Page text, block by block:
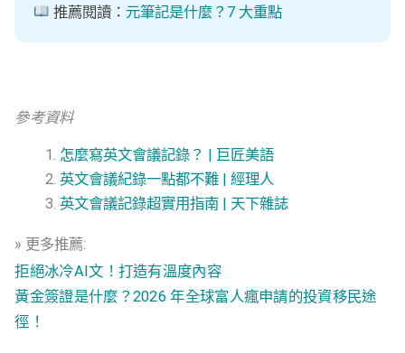
推薦閱讀： 元筆記是什麼？7 大重點
參考資料
怎麼寫英文會議記錄？ | 巨匠美語
英文會議紀錄一點都不難 | 經理人
英文會議記錄超實用指南 | 天下雜誌
» 更多推薦:
拒絕冰冷AI文！打造有溫度內容
黃金簽證是什麼？2026 年全球富人瘋申請的投資移民途
徑！